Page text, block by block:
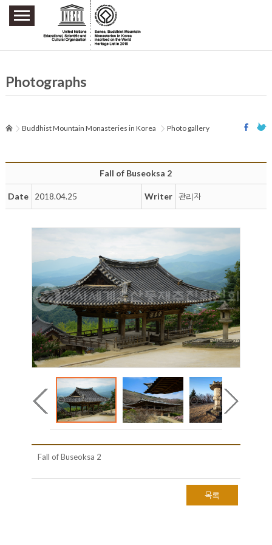
주요메뉴 바로가기
본문 바로가기
하단메뉴 바로가기
Photographs
Buddhist Mountain Monasteries in Korea Photo gallery
Fall of Buseoksa 2
Date 2018.04.25 Writer 관리자
Fall of Buseoksa 2
목록